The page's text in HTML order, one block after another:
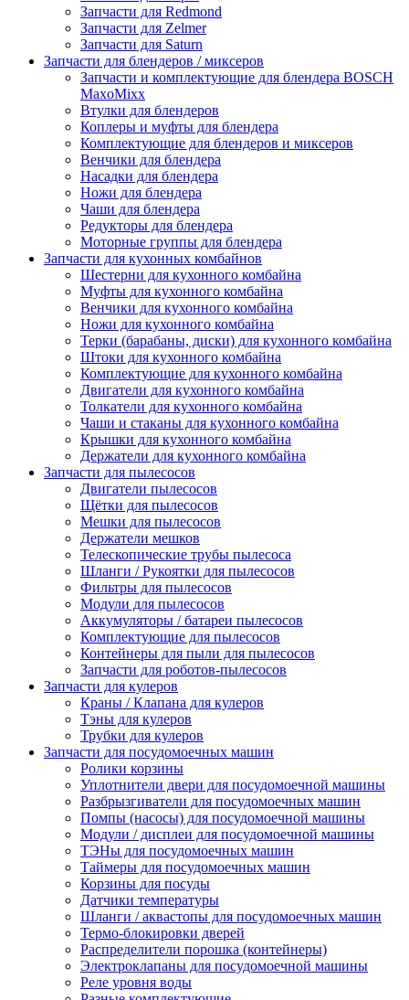
Запчасти для Redmond
Запчасти для Zelmer
Запчасти для Saturn
Запчасти для блендеров / миксеров
Запчасти и комплектующие для блендера BOSCH
MaxoMixx
Втулки для блендеров
Коплеры и муфты для блендера
Комплектующие для блендеров и миксеров
Венчики для блендера
Насадки для блендера
Ножи для блендера
Чаши для блендера
Редукторы для блендера
Моторные группы для блендера
Запчасти для кухонных комбайнов
Шестерни для кухонного комбайна
Муфты для кухонного комбайна
Венчики для кухонного комбайна
Ножи для кухонного комбайна
Терки (барабаны, диски) для кухонного комбайна
Штоки для кухонного комбайна
Комплектующие для кухонного комбайна
Двигатели для кухонного комбайна
Толкатели для кухонного комбайна
Чаши и стаканы для кухонного комбайна
Крышки для кухонного комбайна
Держатели для кухонного комбайна
Запчасти для пылесосов
Двигатели пылесосов
Щётки для пылесосов
Мешки для пылесосов
Держатели мешков
Телескопические трубы пылесоса
Шланги / Рукоятки для пылесосов
Фильтры для пылесосов
Модули для пылесосов
Аккумуляторы / батареи пылесосов
Комплектующие для пылесосов
Контейнеры для пыли для пылесосов
Запчасти для роботов-пылесосов
Запчасти для кулеров
Краны / Клапана для кулеров
Тэны для кулеров
Трубки для кулеров
Запчасти для посудомоечных машин
Ролики корзины
Уплотнители двери для посудомоечной машины
Разбрызгиватели для посудомоечных машин
Помпы (насосы) для посудомоечной машины
Модули / дисплеи для посудомоечной машины
ТЭНы для посудомоечных машин
Таймеры для посудомоечных машин
Корзины для посуды
Датчики температуры
Шланги / аквастопы для посудомоечных машин
Термо-блокировки дверей
Распределители порошка (контейнеры)
Электроклапаны для посудомоечной машины
Реле уровня воды